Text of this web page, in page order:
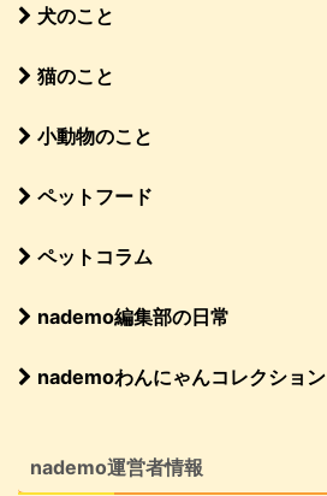
犬のこと
猫のこと
小動物のこと
ペットフード
ペットコラム
nademo編集部の日常
nademoわんにゃんコレクション
nademo運営者情報